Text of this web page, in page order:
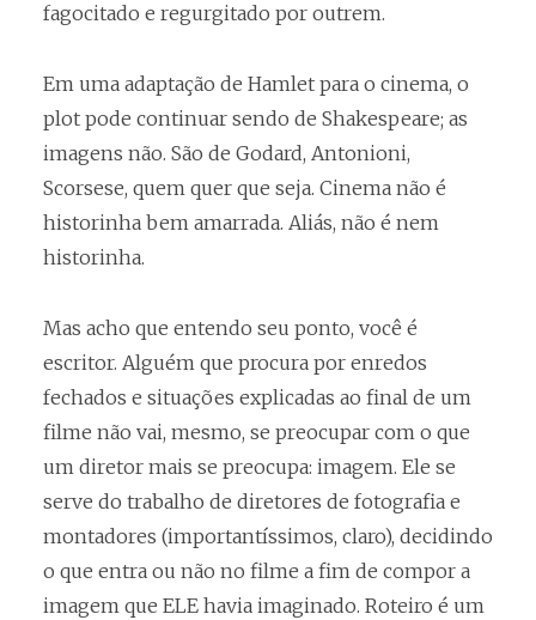
fagocitado e regurgitado por outrem.
Em uma adaptação de Hamlet para o cinema, o
plot pode continuar sendo de Shakespeare; as
imagens não. São de Godard, Antonioni,
Scorsese, quem quer que seja. Cinema não é
historinha bem amarrada. Aliás, não é nem
historinha.
Mas acho que entendo seu ponto, você é
escritor. Alguém que procura por enredos
fechados e situações explicadas ao final de um
filme não vai, mesmo, se preocupar com o que
um diretor mais se preocupa: imagem. Ele se
serve do trabalho de diretores de fotografia e
montadores (importantíssimos, claro), decidindo
o que entra ou não no filme a fim de compor a
imagem que ELE havia imaginado. Roteiro é um